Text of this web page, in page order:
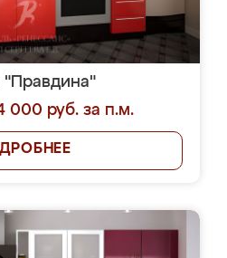
"Правдина"
000 руб. за п.м.